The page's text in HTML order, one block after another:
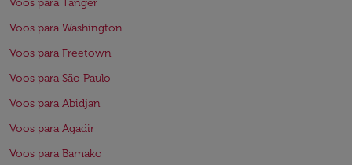
Voos para Tânger
Voos para Washington
Voos para Freetown
Voos para São Paulo
Voos para Abidjan
Voos para Agadir
Voos para Bamako